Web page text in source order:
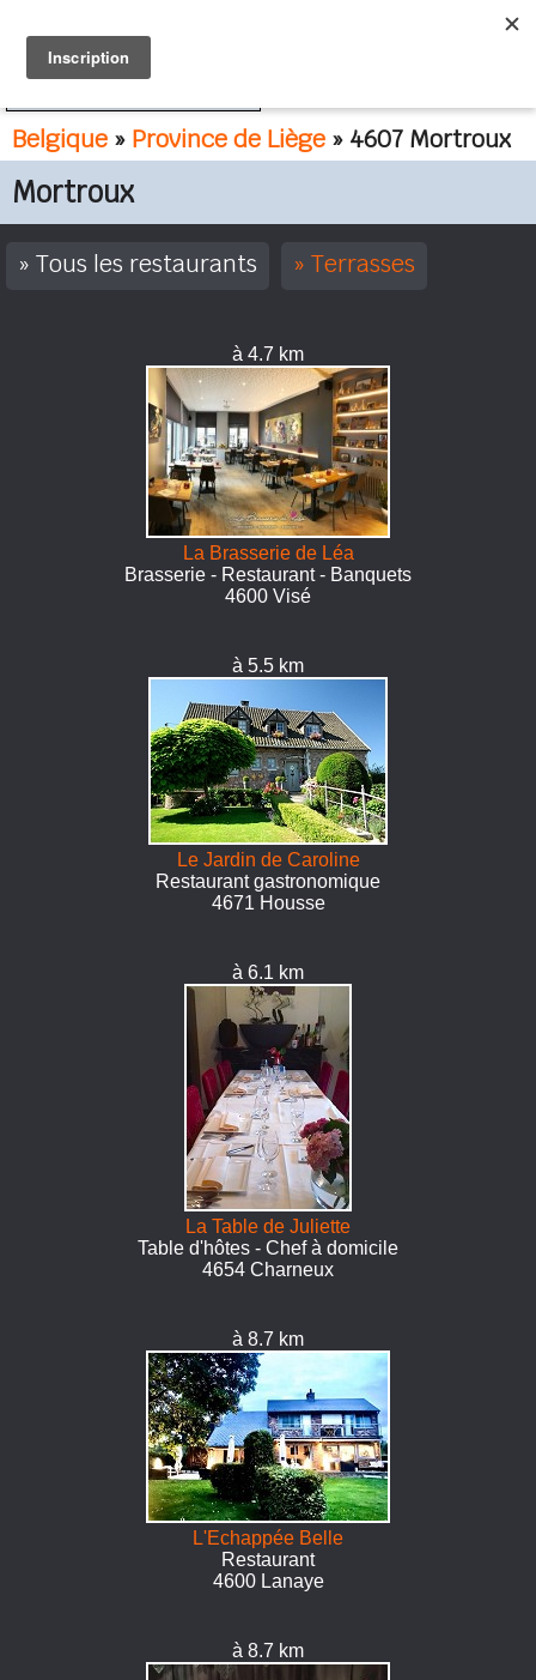
Belgique » Province de Liège » 4607 Mortroux
Mortroux
Tous les restaurants Terrasses
à 4.7 km
La Brasserie de Léa
Brasserie - Restaurant - Banquets
4600 Visé
à 5.5 km
Le Jardin de Caroline
Restaurant gastronomique
4671 Housse
à 6.1 km
La Table de Juliette
Table d'hôtes - Chef à domicile
4654 Charneux
à 8.7 km
L'Echappée Belle
Restaurant
4600 Lanaye
à 8.7 km